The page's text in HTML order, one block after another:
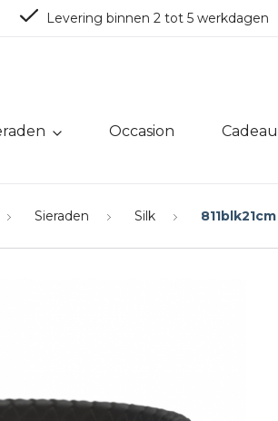
Levering binnen 2 tot 5 werkdagen
Occasion
Sieraden Silk 811blk21cm